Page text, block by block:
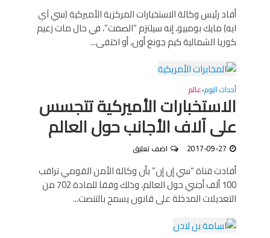
أفاد رئيس وكالة الاستخبارات المركزية الأميركية (سي آي
ايه) مايك بومبيو، إنه سيلتزم “الصمت”، في حال مات زعيم
كوريا الشمالية كيم جونغ أون، أو اختفى...
أحداث اليوم•عالم
الاستخبارات الأميركية تتجسس
على آلاف الأجانب حول العالم
2017-09-27 اضف تعليق
أفادت قناة “سي إن إن” بأن وكالة الأمن القومي تراقب
100 ألف أجنبي حول العالم، وذلك وفقا للمادة 702 من
التعديلات المدخلة على قانون يسمح بالتنصت...